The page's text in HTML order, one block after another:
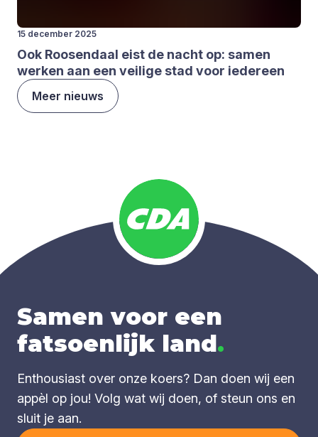
15 december 2025
Ook Roo­sen­daal eist de nacht op: samen
wer­ken aan een vei­li­ge stad voor ieder­een
Meer nieuws
Samen voor een
fatsoenlijk land.
Enthousiast over onze koers? Dan doen wij een
appèl op jou! Volg wat wij doen, of steun ons en
sluit je aan.